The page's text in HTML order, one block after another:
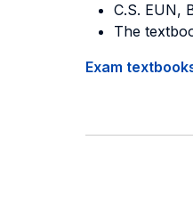
C.S. EUN,
The
Exam